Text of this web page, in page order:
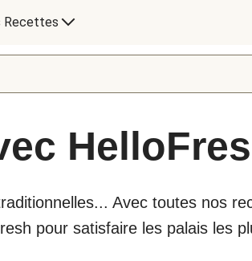
Recettes
Avec toutes nos
pour satisfaire les palais les